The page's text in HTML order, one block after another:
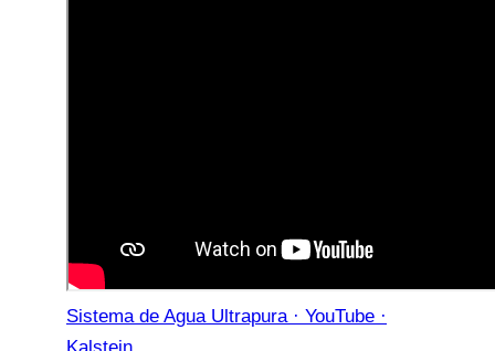
Sistema de Agua Ultrapura · YouTube ·
Kalstein